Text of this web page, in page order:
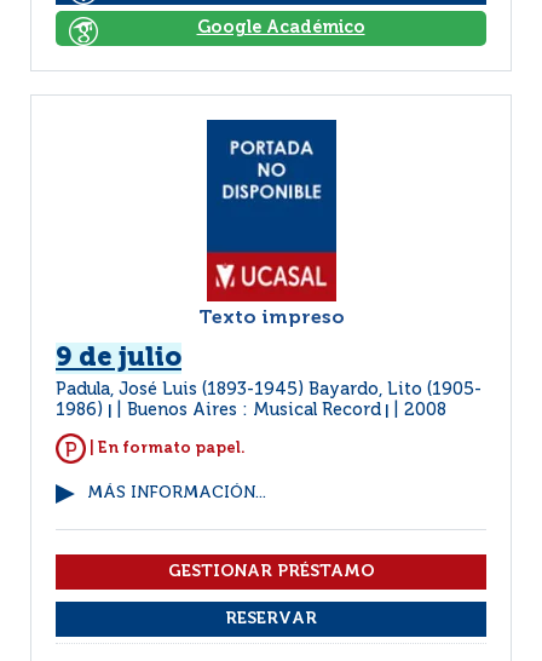
Google Académico
Texto impreso
9 de julio
Padula, José Luis (1893-1945) Bayardo, Lito (1905-
1986)
Buenos Aires : Musical Record 2008
| En formato papel.
MÁS INFORMACIÓN...